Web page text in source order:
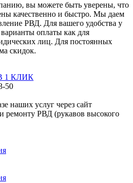
вы можете быть уверены, что
качественно и быстро. Мы даем
РВД. Для вашего удобства у
оплаты как для
лиц. Для постоянных
скидок.
1 КЛИК
50
наших услуг через сайт
ремонту РВД (рукавов высокого